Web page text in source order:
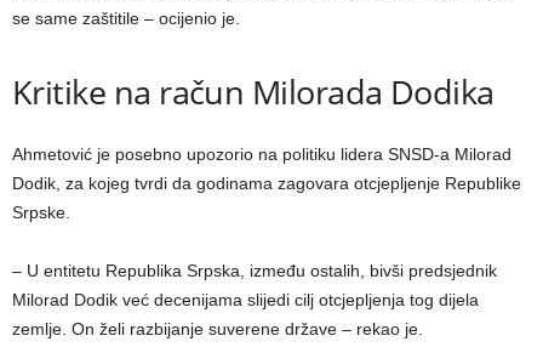
se same zaštitile – ocijenio je.
Kritike na račun Milorada Dodika
Ahmetović je posebno upozorio na politiku lidera SNSD-a Milorad
Dodik, za kojeg tvrdi da godinama zagovara otcjepljenje Republike
Srpske.
– U entitetu Republika Srpska, između ostalih, bivši predsjednik
Milorad Dodik već decenijama slijedi cilj otcjepljenja tog dijela
zemlje. On želi razbijanje suverene države – rekao je.